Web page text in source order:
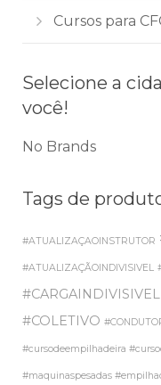
Cursos para
Selecione a
você!
No Brands
Tags de
#ATUALIZAÇAOINSTRUTOR
#ATUALIZAÇÃOINDIVISIVEL
#CARGAINDIVISIVEL
#COLETIVO
#cursodeempilhadeira
#maquinaspesadas